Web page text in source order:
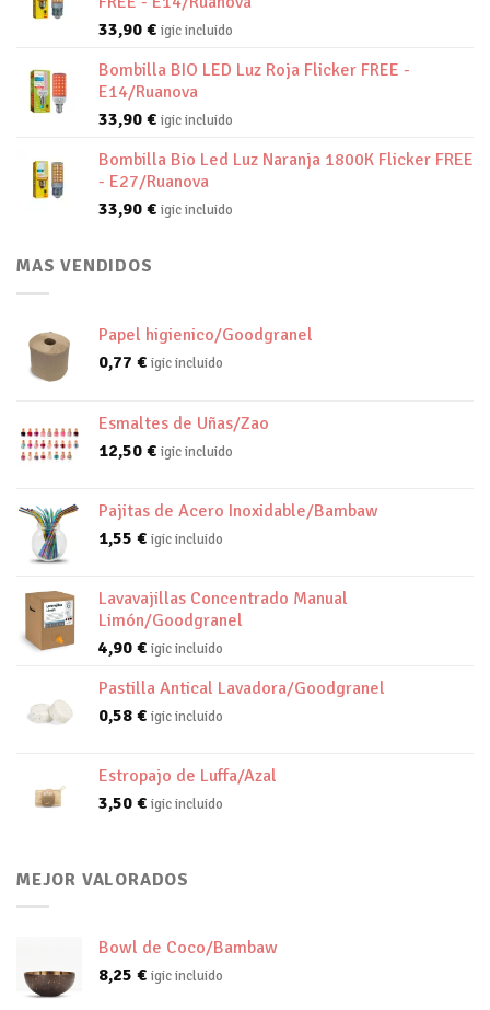
33,90 € igic incluido
Bombilla BIO LED Luz Roja Flicker FREE -
E14/Ruanova
33,90 € igic incluido
Bombilla Bio Led Luz Naranja 1800K Flicker FREE
- E27/Ruanova
33,90 € igic incluido
MAS VENDIDOS
Papel higienico/Goodgranel
0,77 € igic incluido
Esmaltes de Uñas/Zao
12,50 € igic incluido
Pajitas de Acero Inoxidable/Bambaw
1,55 € igic incluido
Lavavajillas Concentrado Manual
Limón/Goodgranel
4,90 € igic incluido
Pastilla Antical Lavadora/Goodgranel
0,58 € igic incluido
Estropajo de Luffa/Azal
3,50 € igic incluido
MEJOR VALORADOS
Bowl de Coco/Bambaw
8,25 € igic incluido